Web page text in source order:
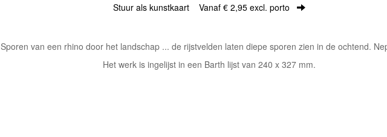
Stuur als kunstkaart Vanaf € 2,95 excl. porto
Sporen van een rhino door het landschap ... de rijstvelden laten diepe sporen zien in de ochtend.
Het werk is ingelijst in een Barth lijst van 240 x 327 mm.